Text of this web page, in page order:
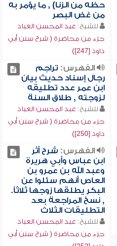
حظه من الزنا) , ما يؤمر به
من غض البصر
للشيخ: عبد المحسن العباد
جزء من محاضرة ( شرح سنن أبي
داود [247])
الفهرس: تراجم
رجال إسناد حديث بيان
ابن عمر عدد تطليقه
لزوجته , طلاق السنة
للشيخ: عبد المحسن العباد
جزء من محاضرة ( شرح سنن أبي
داود [250])
الفهرس: شرح أثر
ابن عباس وأبي هريرة
وعبد الله بن عمرو بن
العاص أنهم سئلوا عن
البكر يطلقها زوجها ثلاثاً.
, نسخ المراجعة بعد
التطليقات الثلاث
للشيخ: عبد المحسن العباد
جزء من محاضرة ( شرح سنن أبي